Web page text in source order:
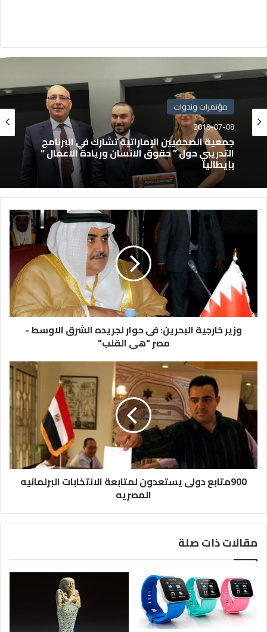
مؤتمرات وندوات
2019-07-08
جمعية الصحفيين الإماراتية تشارك في البرنامج
التدريبي حول ” حقوق الانسان وريادة الاعمال ”
بإيطاليا
وزير خارجية البحرين: فى حوار لجريده الشرق الاوسط -
مصر "هى القلب"
900متابع دولى يستعدون لمتابعة الانتخابات البرلمانيه
المصريه
مقالات ذات صلة